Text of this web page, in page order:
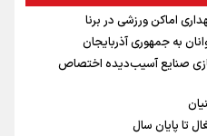
نویسان : قدردان زحمات اهالی
کلمبیا
را بست
اماکن ورزشی در برنا
اماکن ورزشی در برنا
به جمهوری آذربایجان
صنایع آسیب‌دیده اختصاص